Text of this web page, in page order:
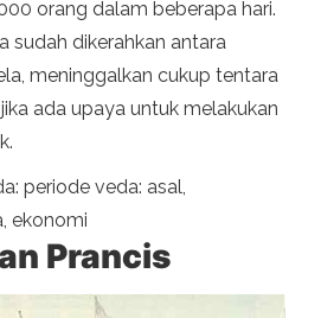
orang dalam beberapa hari.
sudah dikerahkan antara
meninggalkan cukup tentara
ada upaya untuk melakukan
periode veda: asal,
ekonomi
Prancis